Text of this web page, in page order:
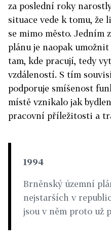
za poslední roky
situace vede k tomu, že
se mimo město. Jedním
plánu je naopak
tam, kde pracují, tedy
vzdáleností. S tím
podporuje smíšenost
místě vznikalo jak
pracovní příležitosti a
1994
Brněnský územní
nejstarších v
jsou v něm proto už